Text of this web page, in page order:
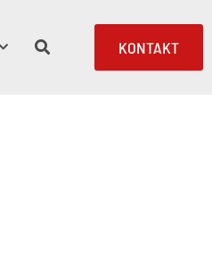
KONTAKT